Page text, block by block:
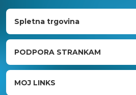
Spletna trgovina
PODPORA STRANKAM
MOJ LINKS